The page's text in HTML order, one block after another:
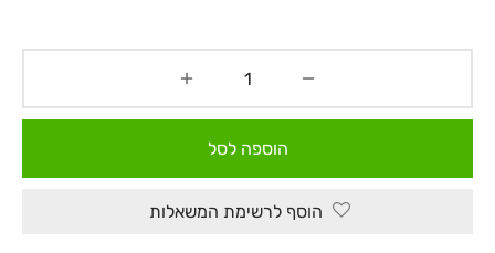
הוספה לסל
הוסף לרשימת המשאלות